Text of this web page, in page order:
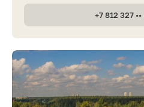
+7 812 327 ••